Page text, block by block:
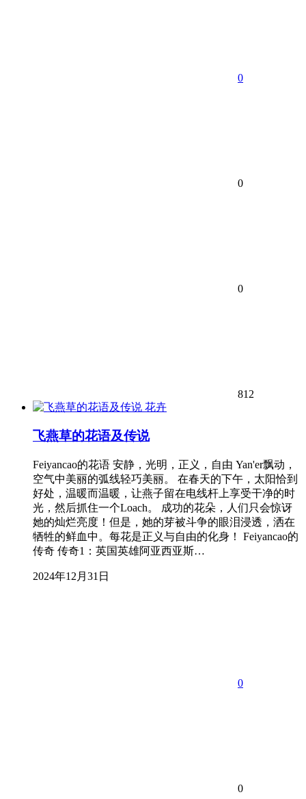
0
0
0
812
花卉
飞燕草的花语及传说
Feiyancao的花语 安静，光明，正义，自由 Yan'er飘动，
空气中美丽的弧线轻巧美丽。 在春天的下午，太阳恰到
好处，温暖而温暖，让燕子留在电线杆上享受干净的时
光，然后抓住一个Loach。 成功的花朵，人们只会惊讶
她的灿烂亮度！但是，她的芽被斗争的眼泪浸透，洒在
牺牲的鲜血中。每花是正义与自由的化身！ Feiyancao的
传奇 传奇1：英国英雄阿亚西亚斯…
2024年12月31日
0
0